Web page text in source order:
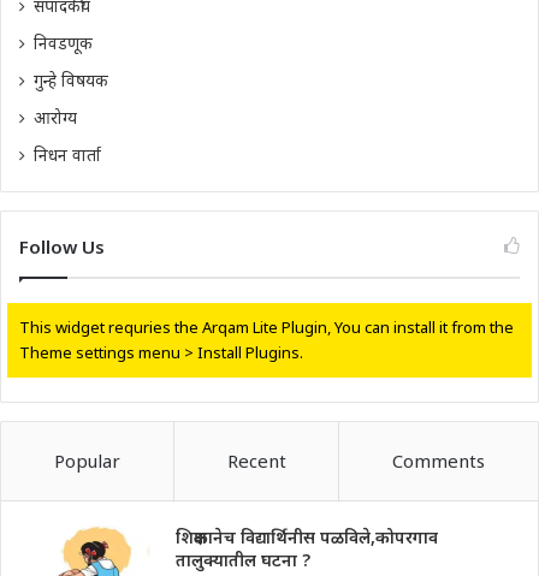
संपादकीय
निवडणूक
गुन्हे विषयक
आरोग्य
निधन वार्ता
Follow Us
This widget requries the Arqam Lite Plugin, You can install it from the
Theme settings menu > Install Plugins.
Popular Recent Comments
शिक्षकानेच विद्यार्थिनीस पळविले,कोपरगाव
तालुक्यातील घटना ?